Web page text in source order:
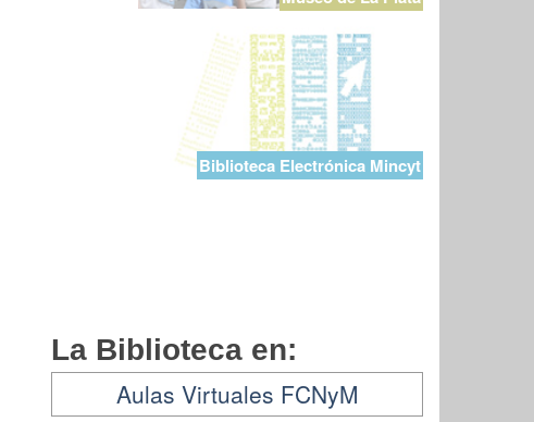
Biblioteca Electrónica Mincyt
La Biblioteca en:
Aulas Virtuales FCNyM